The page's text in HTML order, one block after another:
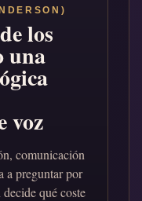
los
una
voz
comunicación
a preguntar por
qué coste